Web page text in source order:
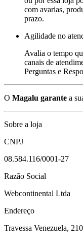
com avarias,
prazo.
Agilidade no
Avalia o tempo
canais de
Perguntas e
O Magalu garante a
Sobre a loja
CNPJ
08.584.116/0001-27
Razão Social
Webcontinental Ltda
Endereço
Travessa Venezuela, 210